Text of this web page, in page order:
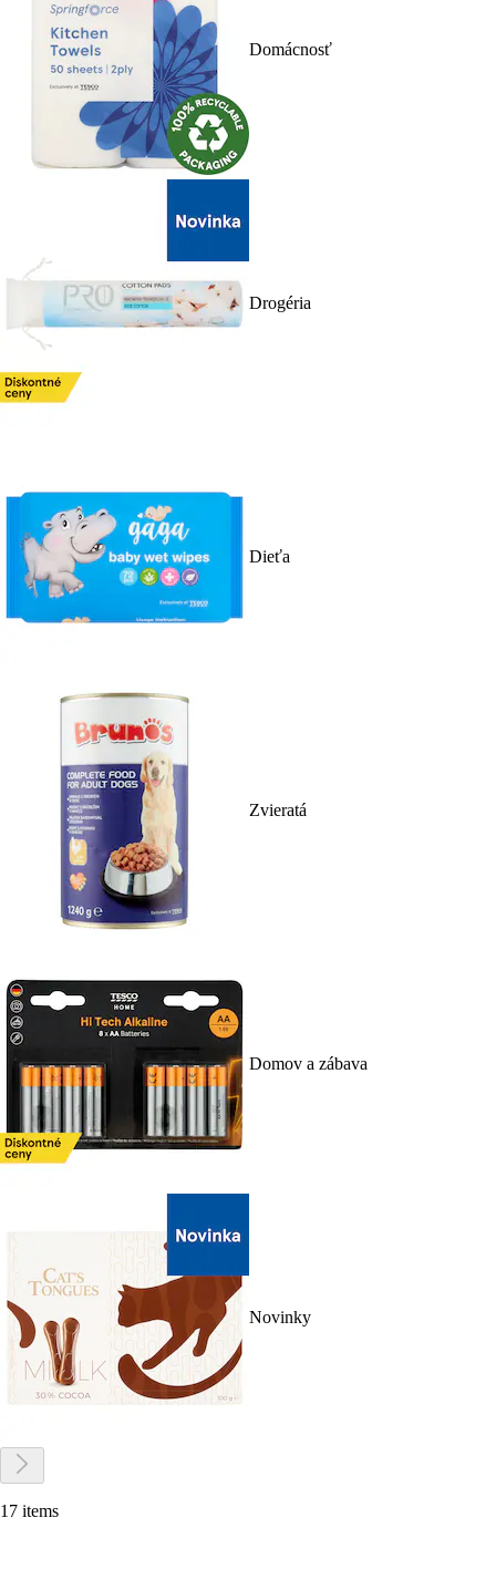
Domácnosť
Drogéria
Dieťa
Zvieratá
Domov a zábava
Novinky
17 items